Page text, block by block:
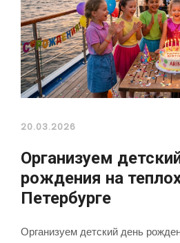
20.03.2026
Организуем
рождения на
Петербурге
Организуем детский день